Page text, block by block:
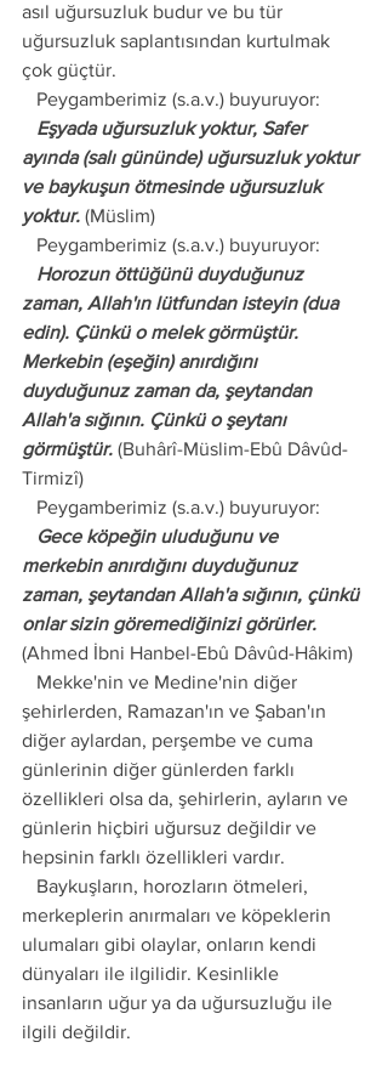
asıl uğursuzluk budur ve bu tür
uğursuzluk saplantısından kurtulmak
çok güçtür.
   Peygamberimiz (s.a.v.) buyuruyor:
ayında (salı gününde) uğursuzluk yoktur
ve baykuşun ötmesinde uğursuzluk
yoktur. (Müslim)
   Peygamberimiz (s.a.v.) buyuruyor:
zaman, Allah'ın lütfundan isteyin (dua
edin). Çünkü o melek görmüştür.
Merkebin (eşeğin) anırdığını
duyduğunuz zaman da, şeytandan
Allah'a sığının. Çünkü o şeytanı
görmüştür. (Buhârî-Müslim-Ebû Dâvûd-
Tirmizî)
   Peygamberimiz (s.a.v.) buyuruyor:
merkebin anırdığını duyduğunuz
zaman, şeytandan Allah'a sığının, çünkü
onlar sizin göremediğinizi görürler.
(Ahmed İbni Hanbel-Ebû Dâvûd-Hâkim)
şehirlerden, Ramazan'ın ve Şaban'ın
diğer aylardan, perşembe ve cuma
günlerinin diğer günlerden farklı
özellikleri olsa da, şehirlerin, ayların ve
günlerin hiçbiri uğursuz değildir ve
hepsinin farklı özellikleri vardır.
merkeplerin anırmaları ve köpeklerin
ulumaları gibi olaylar, onların kendi
dünyaları ile ilgilidir. Kesinlikle
insanların uğur ya da uğursuzluğu ile
ilgili değildir.